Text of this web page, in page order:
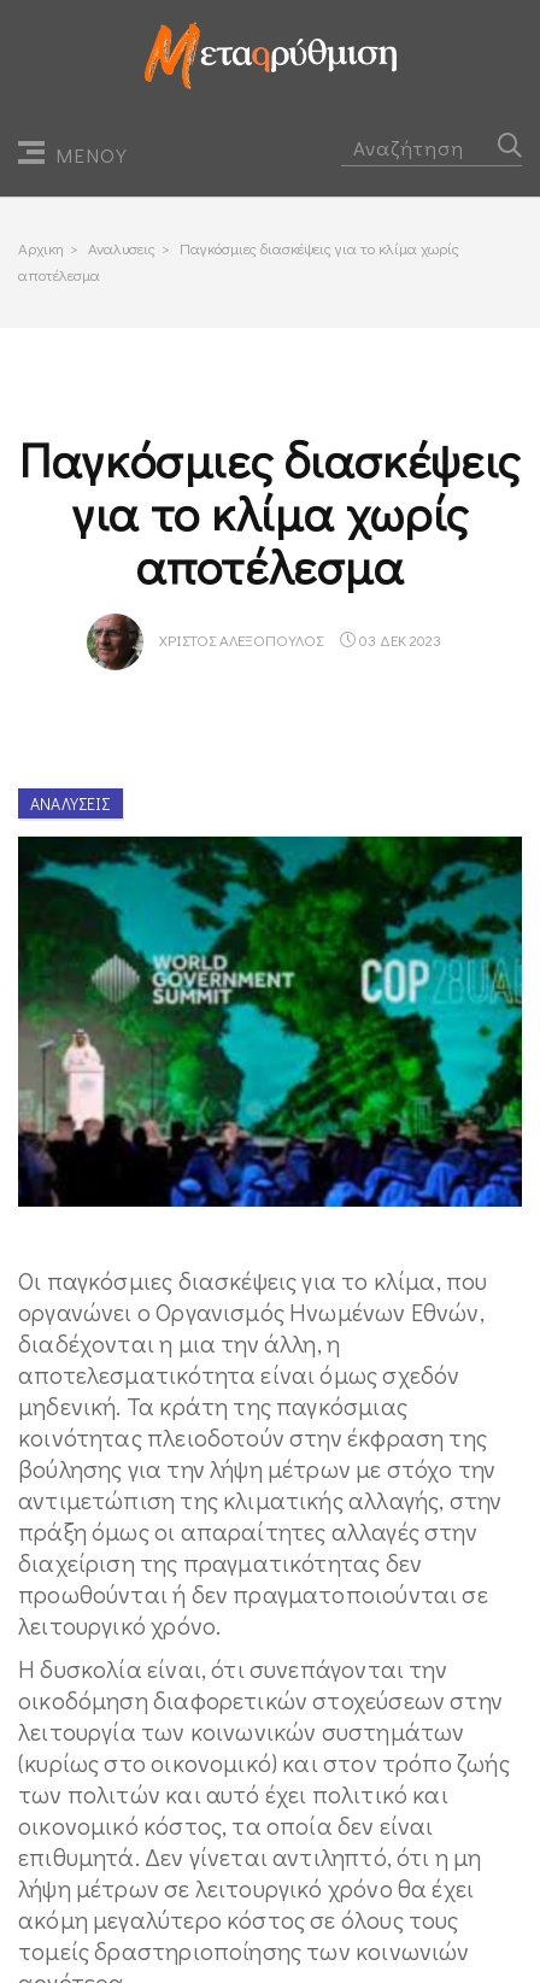
ΜΕΝΟΥ
Αρχικη > Αναλυσεις > Παγκόσμιες διασκέψεις για το κλίμα χωρίς
αποτέλεσμα
Παγκόσμιες διασκέψεις
για το κλίμα χωρίς
αποτέλεσμα
ΧΡΊΣΤΟΣ ΑΛΕΞΌΠΟΥΛΟΣ 03 ΔΕΚ 2023
ΑΝΑΛΎΣΕΙΣ
Οι παγκόσμιες διασκέψεις για το κλίμα, που
οργανώνει ο Οργανισμός Ηνωμένων Εθνών,
διαδέχονται η μια την άλλη, η
αποτελεσματικότητα είναι όμως σχεδόν
μηδενική. Τα κράτη της παγκόσμιας
κοινότητας πλειοδοτούν στην έκφραση της
βούλησης για την λήψη μέτρων με στόχο την
αντιμετώπιση της κλιματικής αλλαγής, στην
πράξη όμως οι απαραίτητες αλλαγές στην
διαχείριση της πραγματικότητας δεν
προωθούνται ή δεν πραγματοποιούνται σε
λειτουργικό χρόνο.
Η δυσκολία είναι, ότι συνεπάγονται την
οικοδόμηση διαφορετικών στοχεύσεων στην
λειτουργία των κοινωνικών συστημάτων
(κυρίως στο οικονομικό) και στον τρόπο ζωής
των πολιτών και αυτό έχει πολιτικό και
οικονομικό κόστος, τα οποία δεν είναι
επιθυμητά. Δεν γίνεται αντιληπτό, ότι η μη
λήψη μέτρων σε λειτουργικό χρόνο θα έχει
ακόμη μεγαλύτερο κόστος σε όλους τους
τομείς δραστηριοποίησης των κοινωνιών